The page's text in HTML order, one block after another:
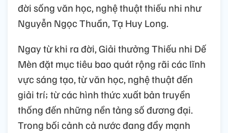
đời sống văn học, nghệ thuật thiếu nhi như
Nguyễn Ngọc Thuần, Tạ Huy Long.
Ngay từ khi ra đời, Giải thưởng Thiếu nhi Dế
Mèn đặt mục tiêu bao quát rộng rãi các lĩnh
vực sáng tạo, từ văn học, nghệ thuật đến
giải trí; từ các hình thức xuất bản truyền
thống đến những nền tảng số đương đại.
Trong bối cảnh cả nước đang đẩy mạnh